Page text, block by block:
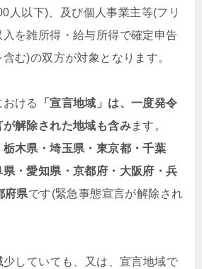
人以下)、及び個人事業主等(フリ
を雑所得・給与所得で確定申告
む)の双方が対象となります。
ける
「宣言地域」は、一度発令
解除された地域も含みます。
栃木県・埼玉県・東京都・千葉
・愛知県・京都府・大阪府・兵
府県です(緊急事態宣言が解除され
していても、又は、宣言地域で